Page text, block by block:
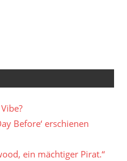
Before‘ erschienen
ein mächtiger Pirat.“